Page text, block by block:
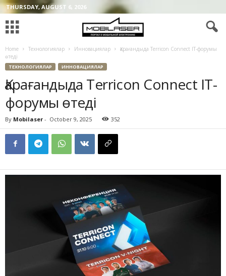
THURSDAY, AUGUST 6, 2026
Home Технологиялар Инновациялар
Қарағандыда Terricon Connect IT-форумы
өтеді
ТЕХНОЛОГИЯЛАР ИННОВАЦИЯЛАР
Қарағандыда Terricon Connect IT-
форумы өтеді
By Mobilaser - October 9, 2025 352